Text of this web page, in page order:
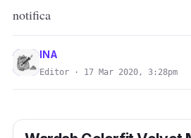
notifica
INA
Editor · 17 Mar 2020, 3:28pm